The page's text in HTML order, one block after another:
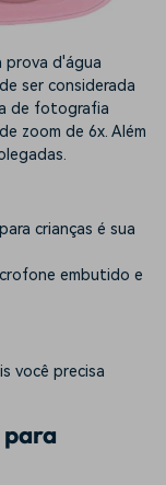
prova d'água
ser considerada
de fotografia
zoom de 6x. Além
crianças é sua
embutido e
você precisa